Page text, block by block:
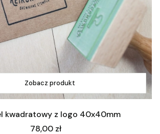
Zobacz produkt
kwadratowy z logo 40x40mm
Cena
78,00 zł